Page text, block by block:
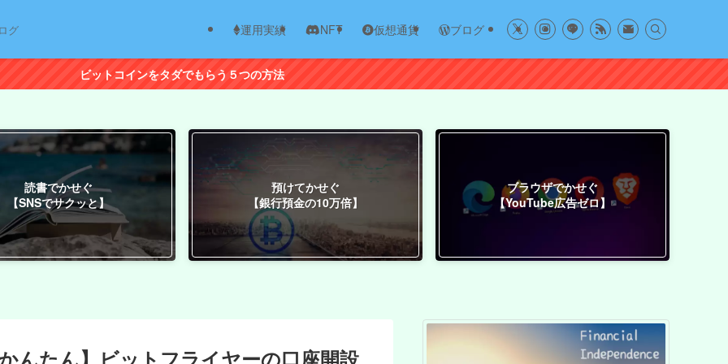
グ 運用実績 NFT 仮想通貨 ブログ
ビットコインをタダでもらう５つの方法
読書でかせぐ
【SNSでサクッと】
預けてかせぐ
【銀行預金の10万倍】
ブラウザでかせぐ
【YouTube広告ゼロ】